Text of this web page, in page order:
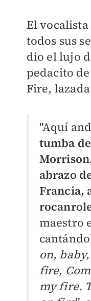
El
todos sus
dio el lujo
pedacito
Fire,
"Aquí
tumba
abrazo
Francia,
maestro
on,
fire,
my fire.